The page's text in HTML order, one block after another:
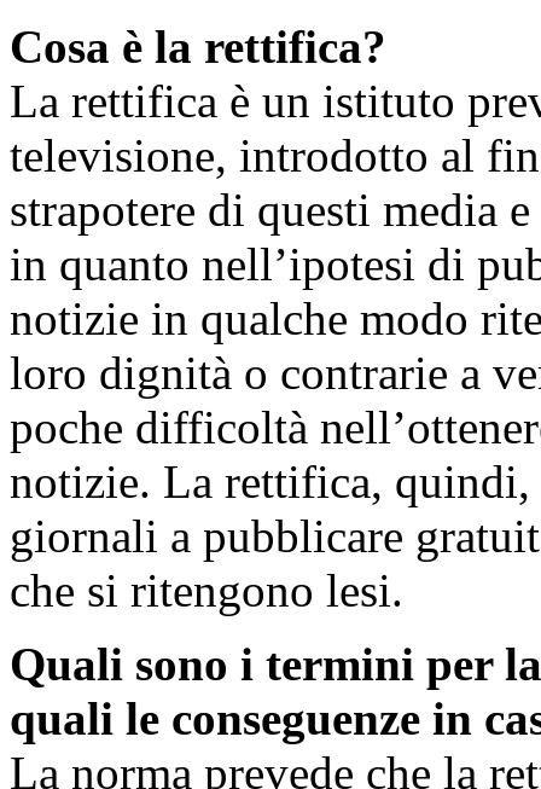
Cosa è la rettifica?
La rettifica è un istituto
televisione, introdotto al
strapotere di questi media
in quanto nell’ipotesi di
notizie in qualche modo
loro dignità o contrarie a
poche difficoltà
notizie. La rettifica,
giornali a pubblicare
che si ritengono lesi.
Quali sono i termini per
quali le conseguenze in
La norma prevede che la